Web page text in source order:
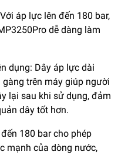
áp lực lên đến 180 bar,
dễ dàng làm
dụng: Dây áp lực dài
trên máy giúp người
lại sau khi sử dụng, đảm
dây tốt hơn.
180 bar cho phép
mạnh của dòng nước,